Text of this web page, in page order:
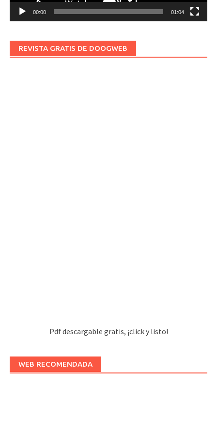
00:00 01:04
REVISTA GRATIS DE DOOGWEB
Pdf descargable gratis, ¡click y listo!
WEB RECOMENDADA